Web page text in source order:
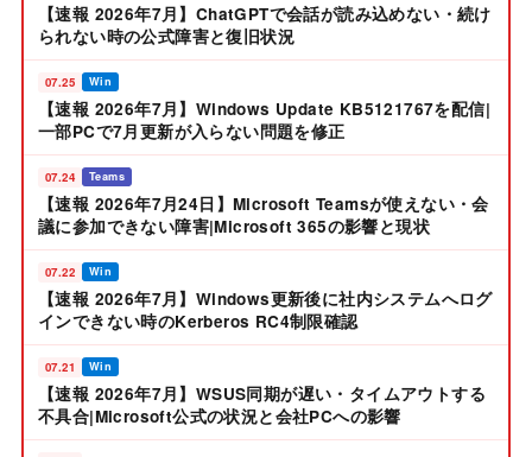
【速報 2026年7月】ChatGPTで会話が読み込めない・続け
られない時の公式障害と復旧状況
07.25 Win
【速報 2026年7月】Windows Update KB5121767を配信|
一部PCで7月更新が入らない問題を修正
07.24 Teams
【速報 2026年7月24日】Microsoft Teamsが使えない・会
議に参加できない障害|Microsoft 365の影響と現状
07.22 Win
【速報 2026年7月】Windows更新後に社内システムへログ
インできない時のKerberos RC4制限確認
07.21 Win
【速報 2026年7月】WSUS同期が遅い・タイムアウトする
不具合|Microsoft公式の状況と会社PCへの影響